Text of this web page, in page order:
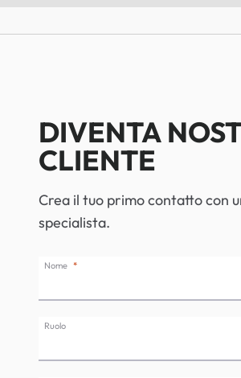
DIVENTA
CLIENTE
Crea il tuo primo contatto con
specialista.
Nome
Ruolo